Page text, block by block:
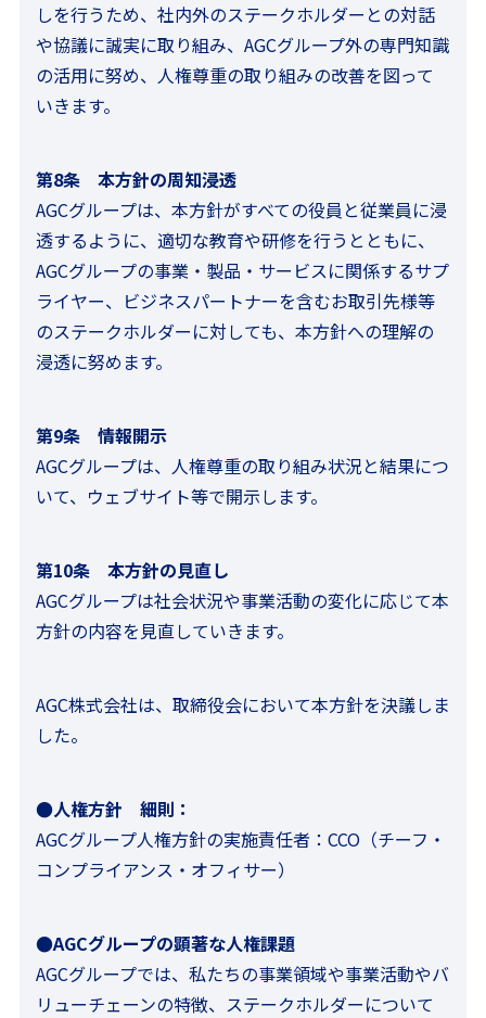
しを行うため、社内外のステークホルダーとの対話
や協議に誠実に取り組み、AGCグループ外の専門知識
の活用に努め、人権尊重の取り組みの改善を図って
いきます。
第8条 本方針の周知浸透
AGCグループは、本方針がすべての役員と従業員に浸
透するように、適切な教育や研修を行うとともに、
AGCグループの事業・製品・サービスに関係するサプ
ライヤー、ビジネスパートナーを含むお取引先様等
のステークホルダーに対しても、本方針への理解の
浸透に努めます。
第9条 情報開示
AGCグループは、人権尊重の取り組み状況と結果につ
いて、ウェブサイト等で開示します。
第10条 本方針の見直し
AGCグループは社会状況や事業活動の変化に応じて本
方針の内容を見直していきます。
AGC株式会社は、取締役会において本方針を決議しま
した。
●人権方針 細則：
AGCグループ人権方針の実施責任者：CCO（チーフ・
コンプライアンス・オフィサー）
●AGCグループの顕著な人権課題
AGCグループでは、私たちの事業領域や事業活動やバ
リューチェーンの特徴、ステークホルダーについて